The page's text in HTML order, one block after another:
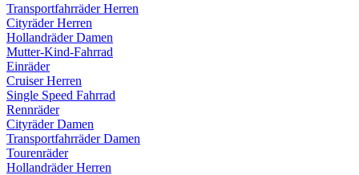
Transportfahrräder Herren
Cityräder Herren
Hollandräder Damen
Mutter-Kind-Fahrrad
Einräder
Cruiser Herren
Single Speed Fahrrad
Rennräder
Cityräder Damen
Transportfahrräder Damen
Tourenräder
Hollandräder Herren